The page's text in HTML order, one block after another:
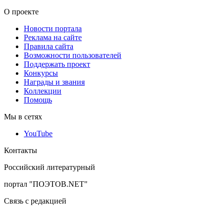
О проекте
Новости портала
Реклама на сайте
Правила сайта
Возможности пользователей
Поддержать проект
Конкурсы
Награды и звания
Коллекции
Помощь
Мы в сетях
YouTube
Контакты
Российский литературный
портал "ПОЭТОВ.NET"
Связь с редакцией